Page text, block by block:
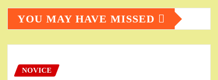
YOU MAY HAVE MISSED
NOVICE